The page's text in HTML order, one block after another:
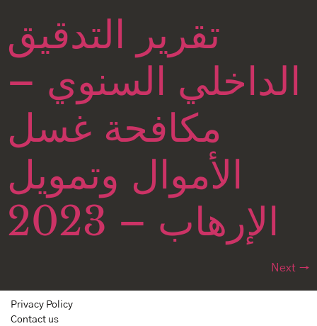
تقرير التدقيق
الداخلي السنوي –
مكافحة غسل
الأموال وتمويل
الإرهاب – 2023
Next →
Privacy Policy
Contact us